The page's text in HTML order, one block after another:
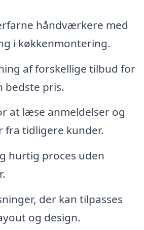
håndværkere med
i køkkenmontering.
af forskellige tilbud for
bedste pris.
at læse anmeldelser og
fra tidligere kunder.
hurtig proces uden
der kan tilpasses
og design.